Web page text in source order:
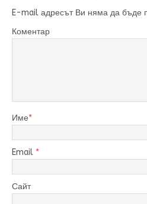
E-mail адресът Ви няма да бъде
Коментар
Име*
Email *
Сайт